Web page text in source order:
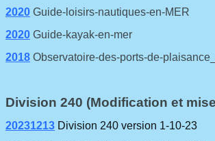
2020 Guide-loisirs-nautiques-en-MER
2020 Guide-kayak-en-mer
2018 Observatoire-des-ports-de-
Division 240 (Modification et
20231213 Division 240 version 1-10-23